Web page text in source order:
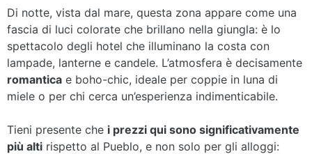
Di notte, vista dal mare, questa zona appare come una
fascia di luci colorate che brillano nella giungla: è lo
spettacolo degli hotel che illuminano la costa con
lampade, lanterne e candele. L’atmosfera è decisamente
romantica e boho-chic, ideale per coppie in luna di
miele o per chi cerca un’esperienza indimenticabile.
Tieni presente che i prezzi qui sono significativamente
più alti rispetto al Pueblo, e non solo per gli alloggi: